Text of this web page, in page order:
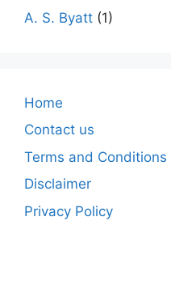
A. S. Byatt (1)
Home
Contact us
Terms and Conditions
Disclaimer
Privacy Policy